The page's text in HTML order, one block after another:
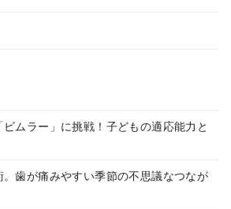
ムラー」に挑戦！子どもの適応能力と
歯が痛みやすい季節の不思議なつなが